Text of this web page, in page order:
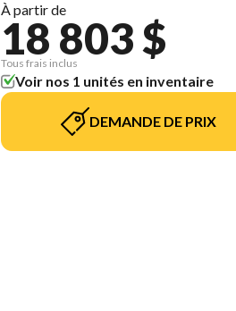
À partir de
18 803 $
Tous frais inclus
Voir nos 1 unités en inventaire
DEMANDE DE PRIX